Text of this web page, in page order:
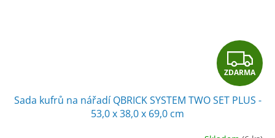
Z
D
A
ZDARMA
Sada kufrů na nářadí QBRICK SYSTEM TWO SET PLUS -
53,0 x 38,0 x 69,0 cm